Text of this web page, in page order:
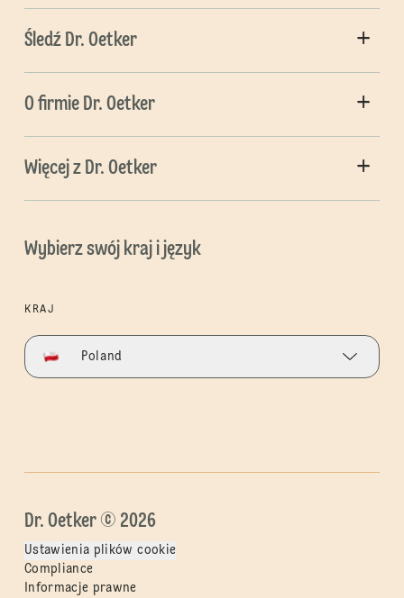
Śledź Dr. Oetker
O firmie Dr. Oetker
Więcej z Dr. Oetker
Wybierz swój kraj i język
KRAJ
Poland
Dr. Oetker © 2026
Ustawienia plików cookie
Compliance
Informacje prawne